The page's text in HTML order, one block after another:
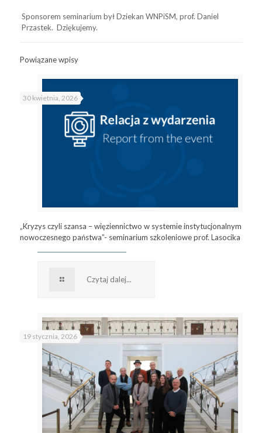
Sponsorem seminarium był Dziekan WNPiSM, prof. Daniel
Przastek. Dziękujemy.
Powiązane wpisy
30 kwietnia, 2026
„Kryzys czyli szansa – więziennictwo w systemie instytucjonalnym
nowoczesnego państwa”- seminarium szkoleniowe prof. Lasocika
Czytaj dalej...
19 stycznia, 2026